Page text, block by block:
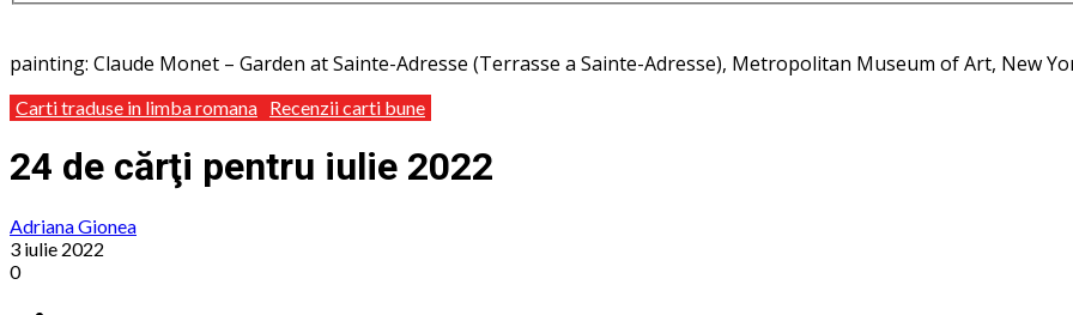
painting: Claude Monet – Garden at Sainte-Adresse (Terrasse a Sainte-Adresse), Metropolitan Museum of Art, New
Carti traduse in limba romana Recenzii carti bune
24 de cărţi pentru iulie 2022
Adriana Gionea
3 iulie 2022
0